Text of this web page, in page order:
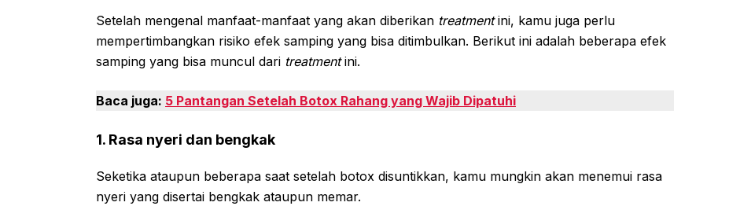
Setelah mengenal manfaat-manfaat yang akan diberikan treatmentini, kamu juga perlu
mempertimbangkan risiko efek samping yang bisa ditimbulkan. Berikut ini adalah beberapa efek
samping yang bisa muncul dari treatmentini.
Baca juga: 5 Pantangan Setelah Botox Rahang yang Wajib Dipatuhi
1. Rasa nyeri dan bengkak
Seketika ataupun beberapa saat setelah botox disuntikkan, kamu mungkin akan menemui rasa
nyeri yang disertai bengkak ataupun memar.